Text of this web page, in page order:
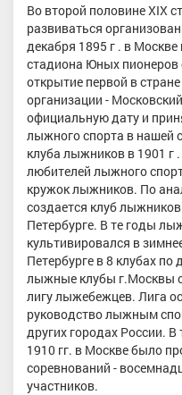
Во второй половине XIX
развиваться
декабря 1895 г . в
стадиона Юных пионеров
открытие первой в
организации -
официальную дату и
лыжного спорта в нашей
клуба лыжников в 1901
любителей лыжного
кружок лыжников. По
создается клуб
Петербурге. В те годы
культивировался в
Петербурге в 8 клубах
лыжные клубы г.Москвы
лигу лыжебежцев. Лига
руководство лыжным
других городах России.
1910 гг. в Москве было
соревнований -
участников.